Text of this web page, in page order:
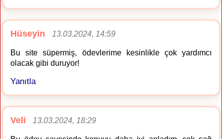
Hüseyin 13.03.2024, 14:59
Bu site süpermiş, ödevlerime kesinlikle çok yardımcı
olacak gibi duruyor!
Yanıtla
Veli 13.03.2024, 18:29